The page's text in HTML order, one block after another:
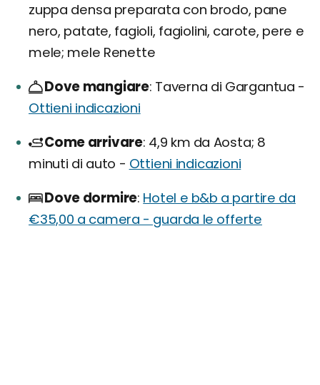
zuppa densa preparata con brodo, pane
nero, patate, fagioli, fagiolini, carote, pere e
mele; mele Renette
Dove mangiare Taverna di Gargantua -
Ottieni indicazioni
Come arrivare 4,9 km da Aosta; 8
minuti di auto - Ottieni indicazioni
Dove dormire Hotel e b&b a partire da
€35,00 a camera - guarda le offerte